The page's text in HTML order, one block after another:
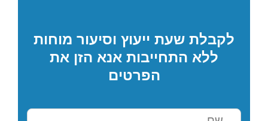
לקבלת שעת ייעוץ וסיעור מוחות
ללא התחייבות אנא הזן את
הפרטים